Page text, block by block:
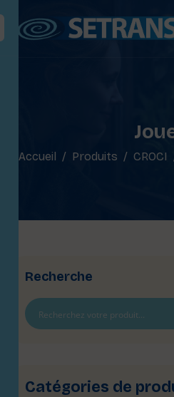
Accueil Produits CROCI
Recherche
Catégories de